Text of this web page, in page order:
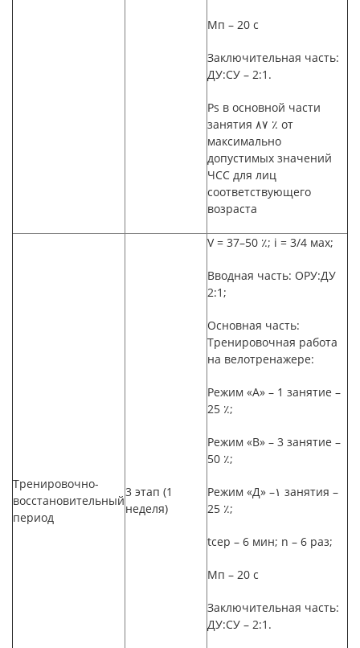
Мп – 20 с
Заключительная часть:
ДУ:СУ – 2:1.
Ps в основной части
занятия ٨٧ ٪ от
максимально
допустимых значений
ЧСС для лиц
соответствующего
возраста
Тренировочно-
восстановительный
период
3 этап (1
неделя)
V= 37–50 ٪; i = 3/4 мах;
Вводная часть: ОРУ:ДУ
2:1;
Основная часть:
Тренировочная работа
на велотренажере:
Режим «А» – 1 занятие –
25 ٪;
Режим «В» – 3 занятие –
50 ٪;
Режим «Д» –١ занятия –
25 ٪;
tсер – 6 мин; n – 6 раз;
Мп – 20 с
Заключительная часть:
ДУ:СУ – 2:1.